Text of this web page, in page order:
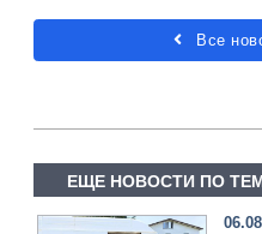
Все
ЕЩЕ НОВОСТИ ПО